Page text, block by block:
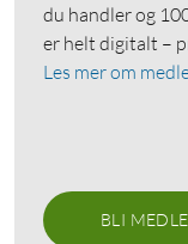
du handler og
er helt digitalt –
Les mer om
BLI